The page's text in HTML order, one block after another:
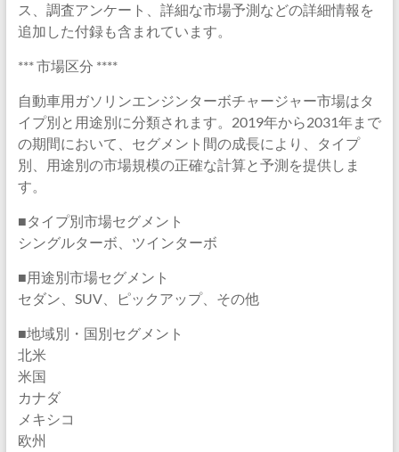
ス、調査アンケート、詳細な市場予測などの詳細情報を
追加した付録も含まれています。
*** 市場区分 ****
自動車用ガソリンエンジンターボチャージャー市場はタ
イプ別と用途別に分類されます。2019年から2031年まで
の期間において、セグメント間の成長により、タイプ
別、用途別の市場規模の正確な計算と予測を提供しま
す。
■タイプ別市場セグメント
シングルターボ、ツインターボ
■用途別市場セグメント
セダン、SUV、ピックアップ、その他
■地域別・国別セグメント
北米
米国
カナダ
メキシコ
欧州